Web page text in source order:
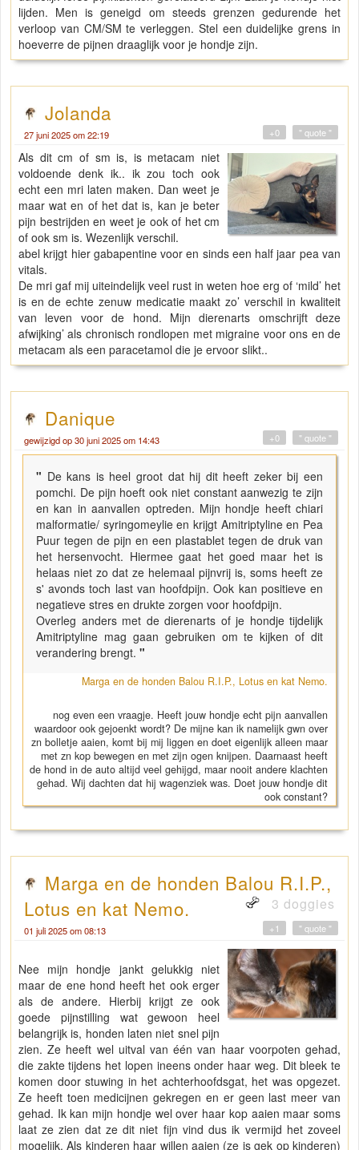
lijden. Men is geneigd om steeds grenzen gedurende het
verloop van CM/SM te verleggen. Stel een duidelijke grens in
hoeverre de pijnen draaglijk voor je hondje zijn.
Jolanda
27 juni 2025 om 22:19 " quote "
+0
Als dit cm of sm is, is metacam niet
voldoende denk ik.. ik zou toch ook
echt een mri laten maken. Dan weet je
maar wat en of het dat is, kan je beter
pijn bestrijden en weet je ook of het cm
of ook sm is. Wezenlijk verschil.
abel krijgt hier gabapentine voor en sinds een half jaar pea van
vitals.
De mri gaf mij uiteindelijk veel rust in weten hoe erg of ‘mild’ het
is en de echte zenuw medicatie maakt zo’ verschil in kwaliteit
van leven voor de hond. Mijn dierenarts omschrijft deze
afwijking’ als chronisch rondlopen met migraine voor ons en de
metacam als een paracetamol die je ervoor slikt..
Danique
gewijzigd op 30 juni 2025 om 14:43 " quote "
+0
" De kans is heel groot dat hij dit heeft zeker bij een
pomchi. De pijn hoeft ook niet constant aanwezig te zijn
en kan in aanvallen optreden. Mijn hondje heeft chiari
malformatie/ syringomeylie en krijgt Amitriptyline en Pea
Puur tegen de pijn en een plastablet tegen de druk van
het hersenvocht. Hiermee gaat het goed maar het is
helaas niet zo dat ze helemaal pijnvrij is, soms heeft ze
s' avonds toch last van hoofdpijn. Ook kan positieve en
negatieve stres en drukte zorgen voor hoofdpijn.
Overleg anders met de dierenarts of je hondje tijdelijk
Amitriptyline mag gaan gebruiken om te kijken of dit
verandering brengt. "
Marga en de honden Balou R.I.P., Lotus en kat Nemo.
nog even een vraagje. Heeft jouw hondje echt pijn aanvallen
waardoor ook gejoenkt wordt? De mijne kan ik namelijk gwn over
zn bolletje aaien, komt bij mij liggen en doet eigenlijk alleen maar
met zn kop bewegen en met zijn ogen knijpen. Daarnaast heeft
de hond in de auto altijd veel gehijgd, maar nooit andere klachten
gehad. Wij dachten dat hij wagenziek was. Doet jouw hondje dit
ook constant?
Marga en de honden Balou R.I.P.,
Lotus en kat Nemo.
3 doggies
01 juli 2025 om 08:13 " quote "
+1
Nee mijn hondje jankt gelukkig niet
maar de ene hond heeft het ook erger
als de andere. Hierbij krijgt ze ook
goede pijnstilling wat gewoon heel
belangrijk is, honden laten niet snel pijn
zien. Ze heeft wel uitval van één van haar voorpoten gehad,
die zakte tijdens het lopen ineens onder haar weg. Dit bleek te
komen door stuwing in het achterhoofdsgat, het was opgezet.
Ze heeft toen medicijnen gekregen en er geen last meer van
gehad. Ik kan mijn hondje wel over haar kop aaien maar soms
laat ze zien dat ze dit niet fijn vind dus ik vermijd het zoveel
mogelijk. Als kinderen haar willen aaien (ze is gek op kinderen)